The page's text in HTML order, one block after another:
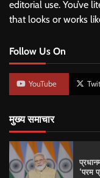
editorial use. You’ve
that looks or works
Follow Us On
YouTube
मुख्य समाचार
‘परम